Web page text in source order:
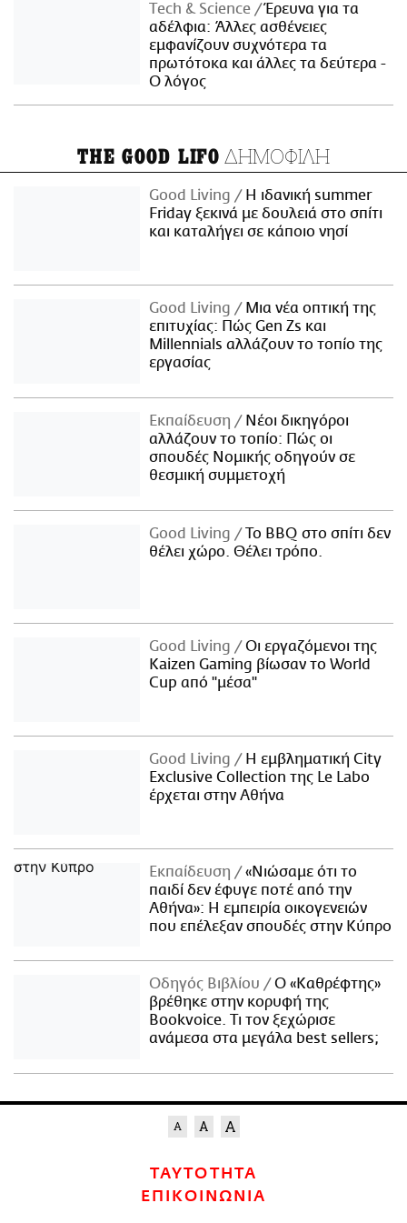
Τech & Science
Έρευνα για τα
αδέλφια: Άλλες ασθένειες
εμφανίζουν συχνότερα τα
πρωτότοκα και άλλες τα δεύτερα -
Ο λόγος
THE GOOD LIFO ΔΗΜΟΦΙΛΗ
Good Living
Η ιδανική summer
Friday ξεκινά με δουλειά στο σπίτι
και καταλήγει σε κάποιο νησί
Good Living
Μια νέα οπτική της
επιτυχίας: Πώς Gen Zs και
Millennials αλλάζουν το τοπίο της
εργασίας
Εκπαίδευση
Νέοι δικηγόροι
αλλάζουν το τοπίο: Πώς οι
σπουδές Νομικής οδηγούν σε
θεσμική συμμετοχή
Good Living
Το BBQ στο σπίτι δεν
θέλει χώρο. Θέλει τρόπο.
Good Living
Οι εργαζόμενοι της
Kaizen Gaming βίωσαν το World
Cup από "μέσα"
Good Living
Η εμβληματική City
Exclusive Collection της Le Labo
έρχεται στην Αθήνα
Εκπαίδευση
«Νιώσαμε ότι το
παιδί δεν έφυγε ποτέ από την
Αθήνα»: Η εμπειρία οικογενειών
που επέλεξαν σπουδές στην Κύπρο
Οδηγός Βιβλίου
Ο «Καθρέφτης»
βρέθηκε στην κορυφή της
Bookvoice. Τι τον ξεχώρισε
ανάμεσα στα μεγάλα best sellers;
ΤΑΥΤΟΤΗΤΑ
ΕΠΙΚΟΙΝΩΝΙΑ